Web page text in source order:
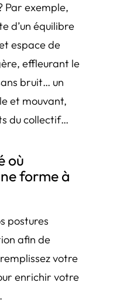
Par exemple,
d’un équilibre
espace de
effleurant le
bruit… un
et mouvant,
du collectif…
où
forme à
postures
afin de
votre
enrichir votre